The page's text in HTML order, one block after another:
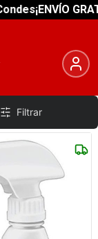
¡ENVÍO
Filtrar